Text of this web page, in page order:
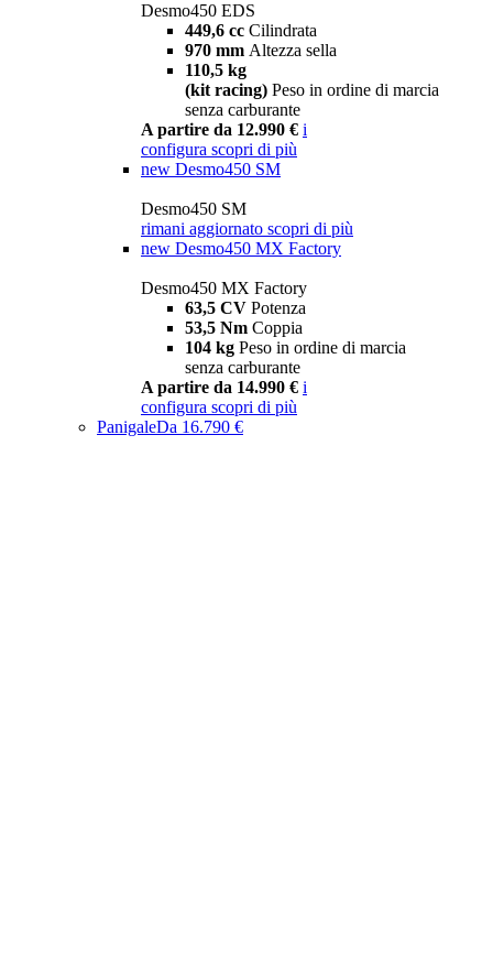
Desmo450 EDS
449,6 cc Cilindrata
970 mm Altezza sella
110,5 kg
(kit racing) Peso in ordine di marcia
senza carburante
A partire da 12.990 € i
configura scopri di più
new Desmo450 SM
Desmo450 SM
rimani aggiornato scopri di più
new Desmo450 MX Factory
Desmo450 MX Factory
63,5 CV Potenza
53,5 Nm Coppia
104 kg Peso in ordine di marcia
senza carburante
A partire da 14.990 € i
configura scopri di più
PanigaleDa 16.790 €